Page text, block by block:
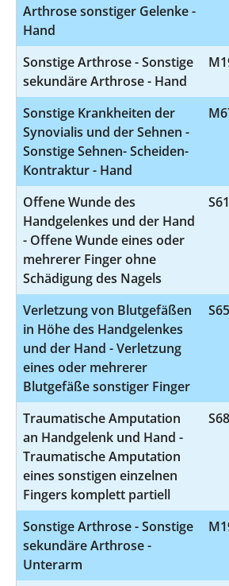
Arthrose sonstiger Gelenke -
Hand
Sonstige Arthrose - Sonstige
sekundäre Arthrose - Hand
Sonstige Krankheiten der
Synovialis und der Sehnen -
Sonstige Sehnen- Scheiden-
Kontraktur - Hand
Offene Wunde des
Handgelenkes und der Hand
- Offene Wunde eines oder
mehrerer Finger ohne
Schädigung des Nagels
Verletzung von Blutgefäßen
in Höhe des Handgelenkes
und der Hand - Verletzung
eines oder mehrerer
Blutgefäße sonstiger Finger
Traumatische Amputation
an Handgelenk und Hand -
Traumatische Amputation
eines sonstigen einzelnen
Fingers komplett partiell
Sonstige Arthrose - Sonstige
sekundäre Arthrose -
Unterarm